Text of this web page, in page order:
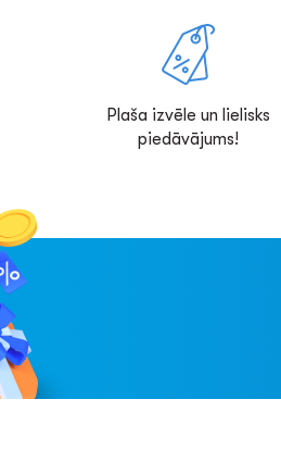
Plaša izvēle un lielisks
piedāvājums!